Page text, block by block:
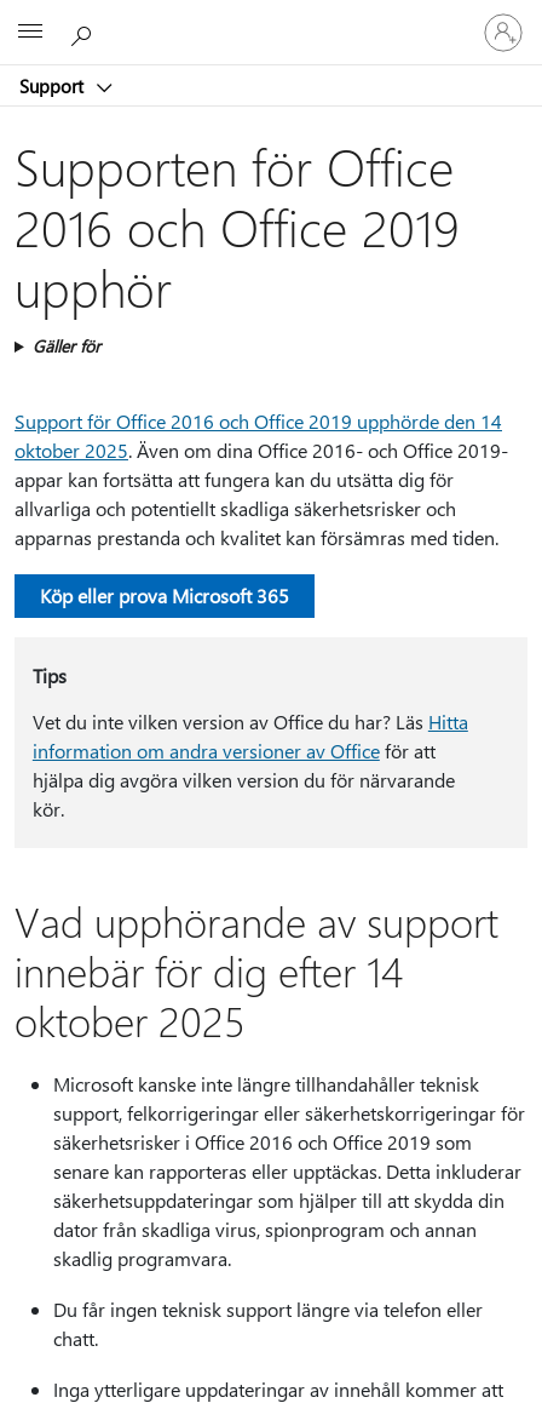
Support
Logga
in
på
konto
Supporten för Office
2016 och Office 2019
upphör
Gäller för
Support för Office 2016 och Office 2019 upphörde den 14
oktober 2025. Även om dina Office 2016- och Office 2019-
appar kan fortsätta att fungera kan du utsätta dig för
allvarliga och potentiellt skadliga säkerhetsrisker och
apparnas prestanda och kvalitet kan försämras med tiden.
Köp eller prova Microsoft 365
Tips
Vet du inte vilken version av Office du har? Läs Hitta
information om andra versioner av Officeför att
hjälpa dig avgöra vilken version du för närvarande
kör.
Vad upphörande av support
innebär för dig efter 14
oktober 2025
Microsoft kanske inte längre tillhandahåller teknisk
support, felkorrigeringar eller säkerhetskorrigeringar för
säkerhetsrisker i Office 2016 och Office 2019 som
senare kan rapporteras eller upptäckas. Detta inkluderar
säkerhetsuppdateringar som hjälper till att skydda din
dator från skadliga virus, spionprogram och annan
skadlig programvara.
Du får ingen teknisk support längre via telefon eller
chatt.
Inga ytterligare uppdateringar av innehåll kommer att